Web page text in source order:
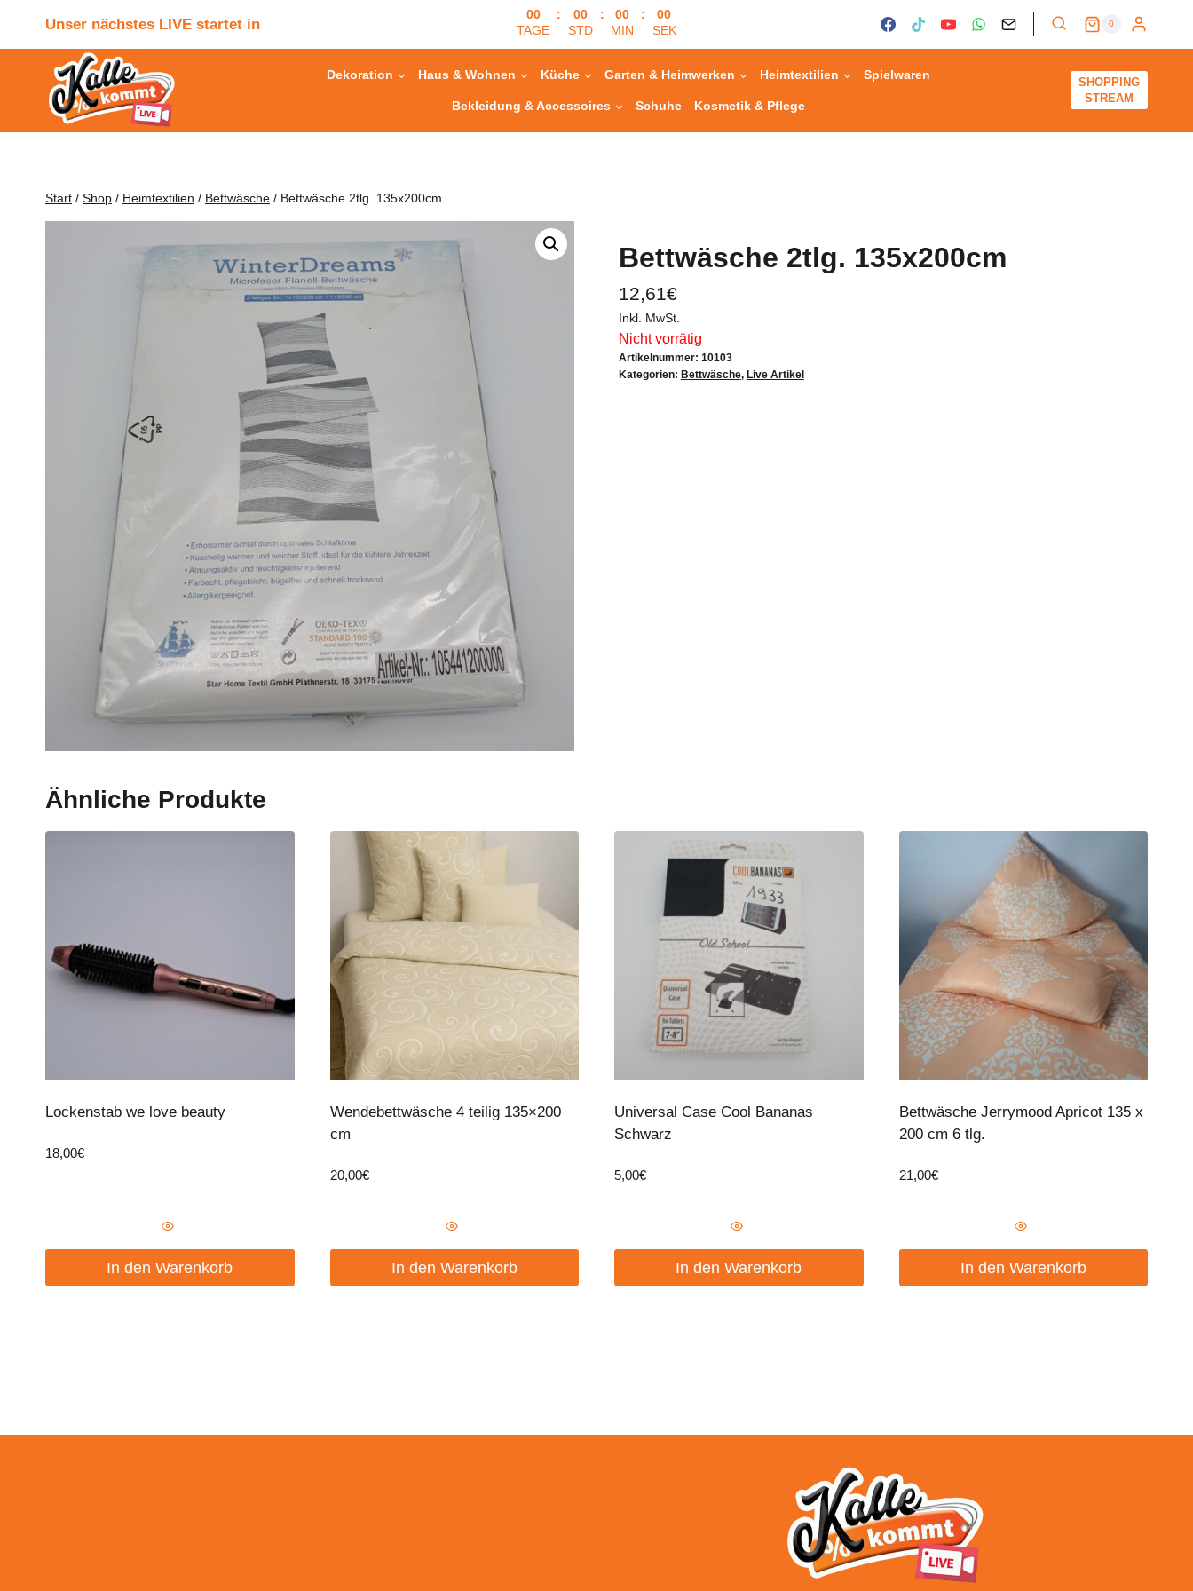
Unser nächstes LIVE startet in
00
TAGE
:
00
STD
:
00
MIN
:
00
SEK
0
Dekoration Haus & Wohnen Küche Garten & Heimwerken Heimtextilien Spielwaren
Bekleidung & Accessoires Schuhe Kosmetik & Pflege
SHOPPING
STREAM
Start / Shop / Heimtextilien / Bettwäsche / Bettwäsche 2tlg. 135x200cm
Bettwäsche 2tlg. 135x200cm
12,61€
Inkl. MwSt.
Nicht vorrätig
Artikelnummer: 10103
Kategorien: Bettwäsche, Live Artikel
Ähnliche Produkte
Lockenstab we love beauty
18,00€
In den Warenkorb
Wendebettwäsche 4 teilig 135×200
cm
20,00€
In den Warenkorb
Universal Case Cool Bananas
Schwarz
5,00€
In den Warenkorb
Bettwäsche Jerrymood Apricot 135 x
200 cm 6 tlg.
21,00€
In den Warenkorb